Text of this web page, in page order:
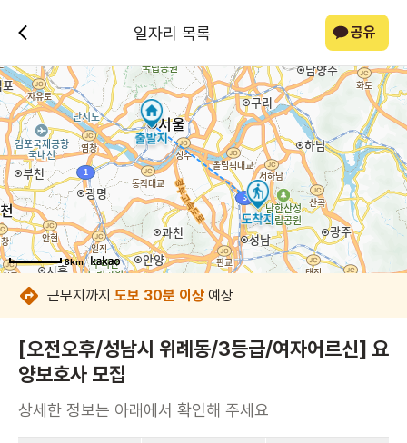
일자리 목록 공유
8km
8km
8km
8km
8km
8km
8km
근무지까지 도보 30분 이상 예상
[오전오후/성남시 위례동/3등급/여자어르신] 요
양보호사 모집
상세한 정보는 아래에서 확인해 주세요